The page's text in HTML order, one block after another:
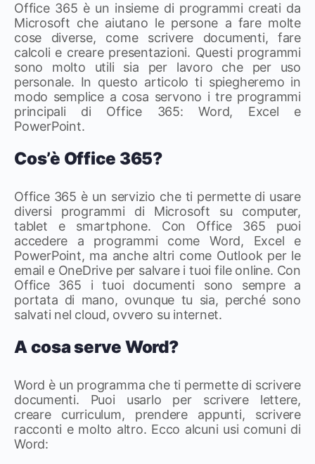
Office 365 è un insieme di programmi creati da
Microsoft che aiutano le persone a fare molte
cose diverse, come scrivere documenti, fare
calcoli e creare presentazioni. Questi programmi
sono molto utili sia per lavoro che per uso
personale. In questo articolo ti spiegheremo in
modo semplice a cosa servono i tre programmi
principali di Office 365: Word, Excel e
PowerPoint.
Cos’è Office 365?
Office 365 è un servizio che ti permette di usare
diversi programmi di Microsoft su computer,
tablet e smartphone. Con Office 365 puoi
accedere a programmi come Word, Excel e
PowerPoint, ma anche altri come Outlook per le
email e OneDrive per salvare i tuoi file online. Con
Office 365 i tuoi documenti sono sempre a
portata di mano, ovunque tu sia, perché sono
salvati nel cloud, ovvero su internet.
A cosa serve Word?
Word è un programma che ti permette di scrivere
documenti. Puoi usarlo per scrivere lettere,
creare curriculum, prendere appunti, scrivere
racconti e molto altro. Ecco alcuni usi comuni di
Word: